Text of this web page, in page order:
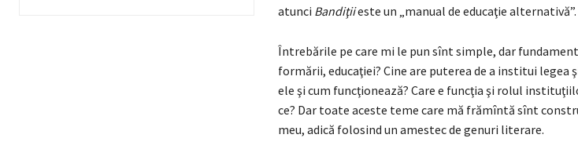
atunci Bandiţiieste un „manual de educaţie
Întrebările pe care mi le pun sînt simple, dar
formării, educaţiei? Cine are puterea de a institui legea
ele şi cum funcţionează? Care e funcţia şi rolul
ce? Dar toate aceste teme care mă frămîntă sînt
meu, adică folosind un amestec de genuri literare.